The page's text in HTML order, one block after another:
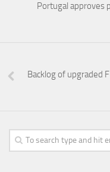
Portugal approves
Backlog of upgraded